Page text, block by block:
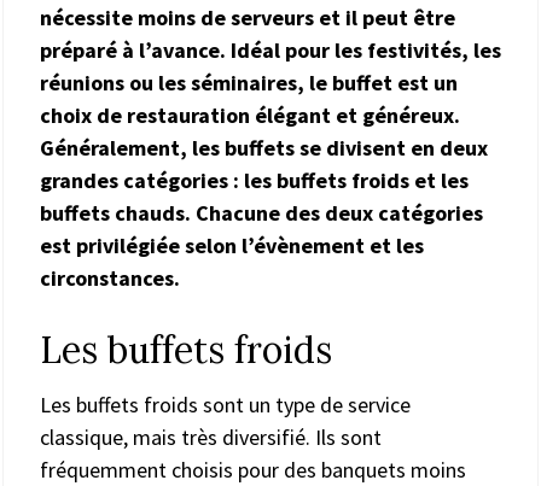
nécessite moins de serveurs et il peut être
préparé à l’avance. Idéal pour les festivités, les
réunions ou les séminaires, le buffet est un
choix de restauration élégant et généreux.
Généralement, les buffets se divisent en deux
grandes catégories : les buffets froids et les
buffets chauds. Chacune des deux catégories
est privilégiée selon l’évènement et les
circonstances.
Les buffets froids
Les buffets froids sont un type de service
classique, mais très diversifié. Ils sont
fréquemment choisis pour des banquets moins